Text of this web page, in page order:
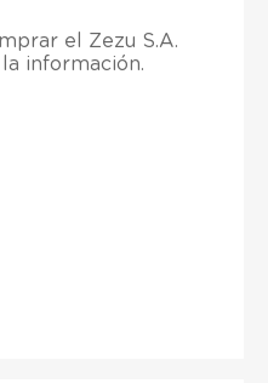
el Zezu S.A.
información.